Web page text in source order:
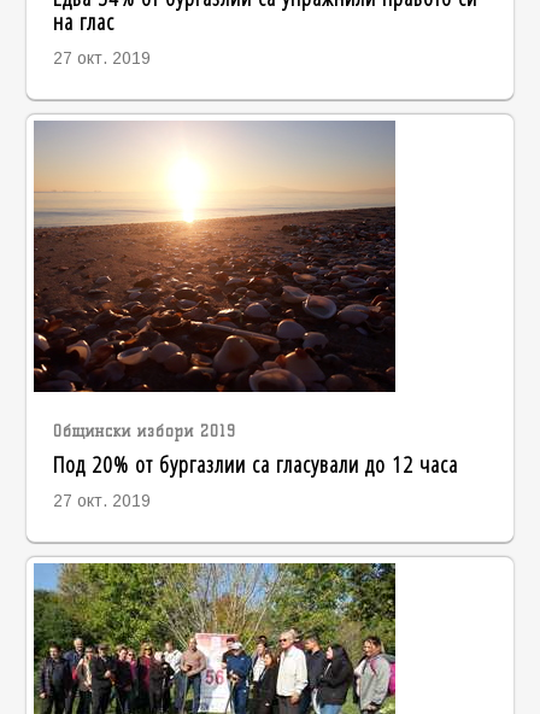
на глас
27 окт. 2019
Общински избори 2019
Под 20% от бургазлии са гласували до 12 часа
27 окт. 2019